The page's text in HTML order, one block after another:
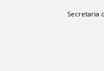
Secretaria